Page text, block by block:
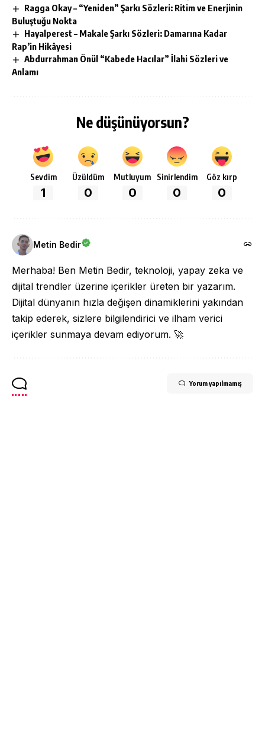
Ragga Okay – “Yeniden” Şarkı Sözleri: Ritim ve Enerjinin
Buluştuğu Nokta
Hayalperest – Makale Şarkı Sözleri: Damarına Kadar
Rap’in Hikâyesi
Abdurrahman Önül “Kabede Hacılar” İlahi Sözleri ve
Anlamı
Ne düşünüyorsun?
Sevdim
1
Üzüldüm
0
Mutluyum
0
Sinirlendim
0
Göz kırp
0
Metin Bedir
Merhaba! Ben Metin Bedir, teknoloji, yapay zeka ve
dijital trendler üzerine içerikler üreten bir yazarım.
Dijital dünyanın hızla değişen dinamiklerini yakından
takip ederek, sizlere bilgilendirici ve ilham verici
içerikler sunmaya devam ediyorum. 🚀
Yorum yapılmamış